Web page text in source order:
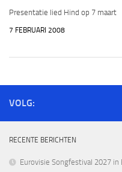
Presentatie lied Hind op 7 maart
7 FEBRUARI 2008
VOLG:
RECENTE BERICHTEN
Eurovisie Songfestival 2027 in